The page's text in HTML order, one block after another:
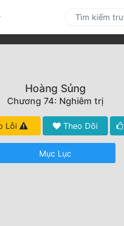
Hoàng Sủng
Chương 74: Nghiêm trị
Lỗi Theo Dõi
Mục Lục